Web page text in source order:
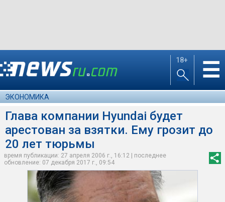
18+ ☰
ЭКОНОМИКА
Глава компании Hyundai будет
арестован за взятки. Ему грозит до
20 лет тюрьмы
время публикации: 27 апреля 2006 г., 16:12 | последнее
обновление: 07 декабря 2017 г., 09:54